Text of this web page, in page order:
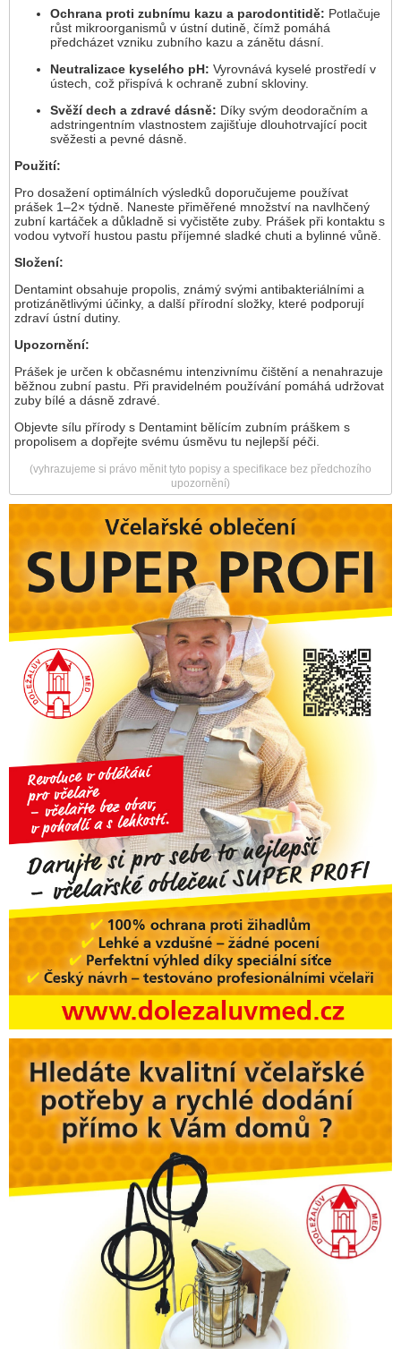
Ochrana proti zubnímu kazu a parodontitidě: Potlačuje
růst mikroorganismů v ústní dutině, čímž pomáhá
předcházet vzniku zubního kazu a zánětu dásní.
Neutralizace kyselého pH: Vyrovnává kyselé prostředí v
ústech, což přispívá k ochraně zubní skloviny.
Svěží dech a zdravé dásně: Díky svým deodoračním a
adstringentním vlastnostem zajišťuje dlouhotrvající pocit
svěžesti a pevné dásně.
Použití:
Pro dosažení optimálních výsledků doporučujeme používat
prášek 1–2× týdně. Naneste přiměřené množství na navlhčený
zubní kartáček a důkladně si vyčistěte zuby. Prášek při kontaktu s
vodou vytvoří hustou pastu příjemné sladké chuti a bylinné vůně.
Složení:
Dentamint obsahuje propolis, známý svými antibakteriálními a
protizánětlivými účinky, a další přírodní složky, které podporují
zdraví ústní dutiny.
Upozornění:
Prášek je určen k občasnému intenzivnímu čištění a nenahrazuje
běžnou zubní pastu. Při pravidelném používání pomáhá udržovat
zuby bílé a dásně zdravé.
Objevte sílu přírody s Dentamint bělícím zubním práškem s
propolisem a dopřejte svému úsměvu tu nejlepší péči.
(vyhrazujeme si právo měnit tyto popisy a specifikace bez předchozího
upozornění)